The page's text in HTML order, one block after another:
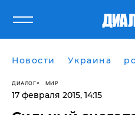
Новости Украина
ДИАЛОГ МИР
17 февраля 2015, 14:15